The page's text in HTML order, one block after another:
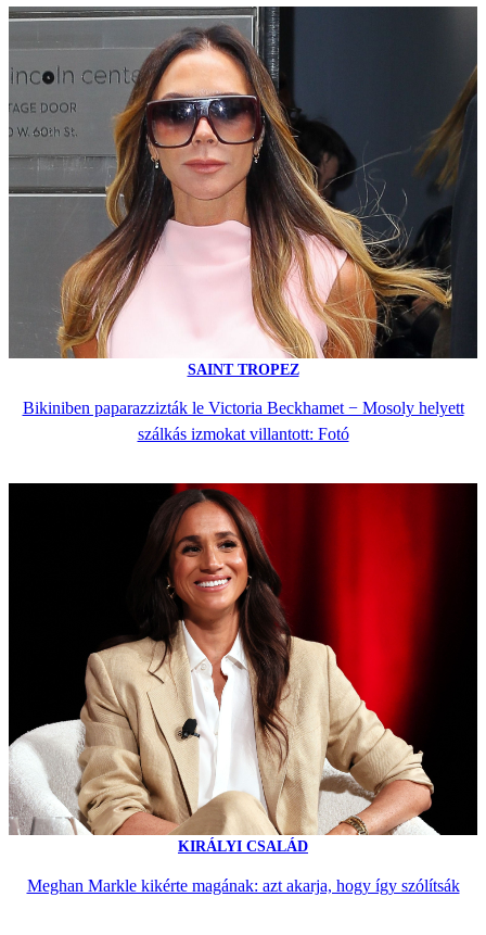
SAINT TROPEZ
Bikiniben paparazzizták le Victoria Beckhamet − Mosoly helyett
szálkás izmokat villantott: Fotó
KIRÁLYI CSALÁD
Meghan Markle kikérte magának: azt akarja, hogy így szólítsák